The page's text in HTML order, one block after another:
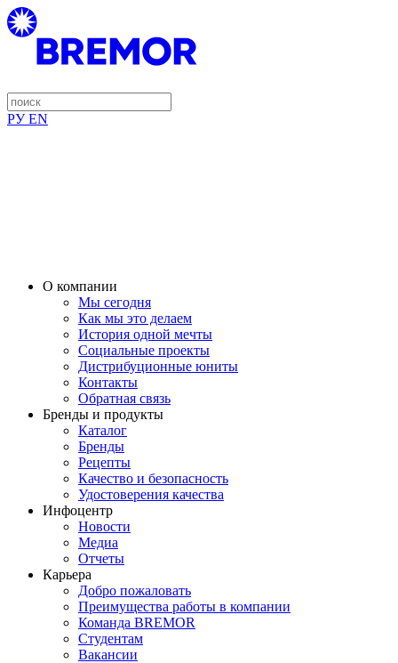
РУ EN
О компании
Мы сегодня
Как мы это делаем
История одной мечты
Социальные проекты
Дистрибуционные юниты
Контакты
Обратная связь
Бренды и продукты
Каталог
Бренды
Рецепты
Качество и безопасность
Удостоверения качества
Инфоцентр
Новости
Медиа
Отчеты
Карьера
Добро пожаловать
Преимущества работы в компании
Команда BREMOR
Студентам
Вакансии